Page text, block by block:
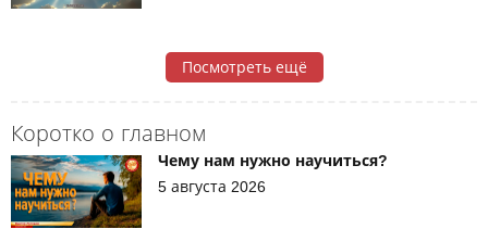
Коротко о главном
Чему нам нужно научиться?
5 августа 2026
Посмотреть ещё